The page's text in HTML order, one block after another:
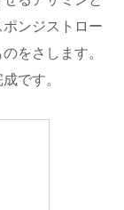
ンジストロー
をさします。
です。